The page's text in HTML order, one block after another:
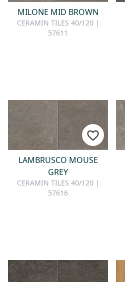
MILONE MID BROWN
CERAMIN TILES 40/120 |
57611
LAMBRUSCO MOUSE
GREY
CERAMIN TILES 40/120 |
57616